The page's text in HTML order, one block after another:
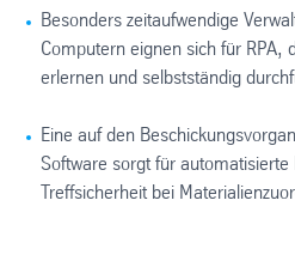
Besonders zeitaufwendige
Computern eignen sich für RPA,
erlernen und selbstständig
Eine auf den
Software sorgt für
Treffsicherheit bei